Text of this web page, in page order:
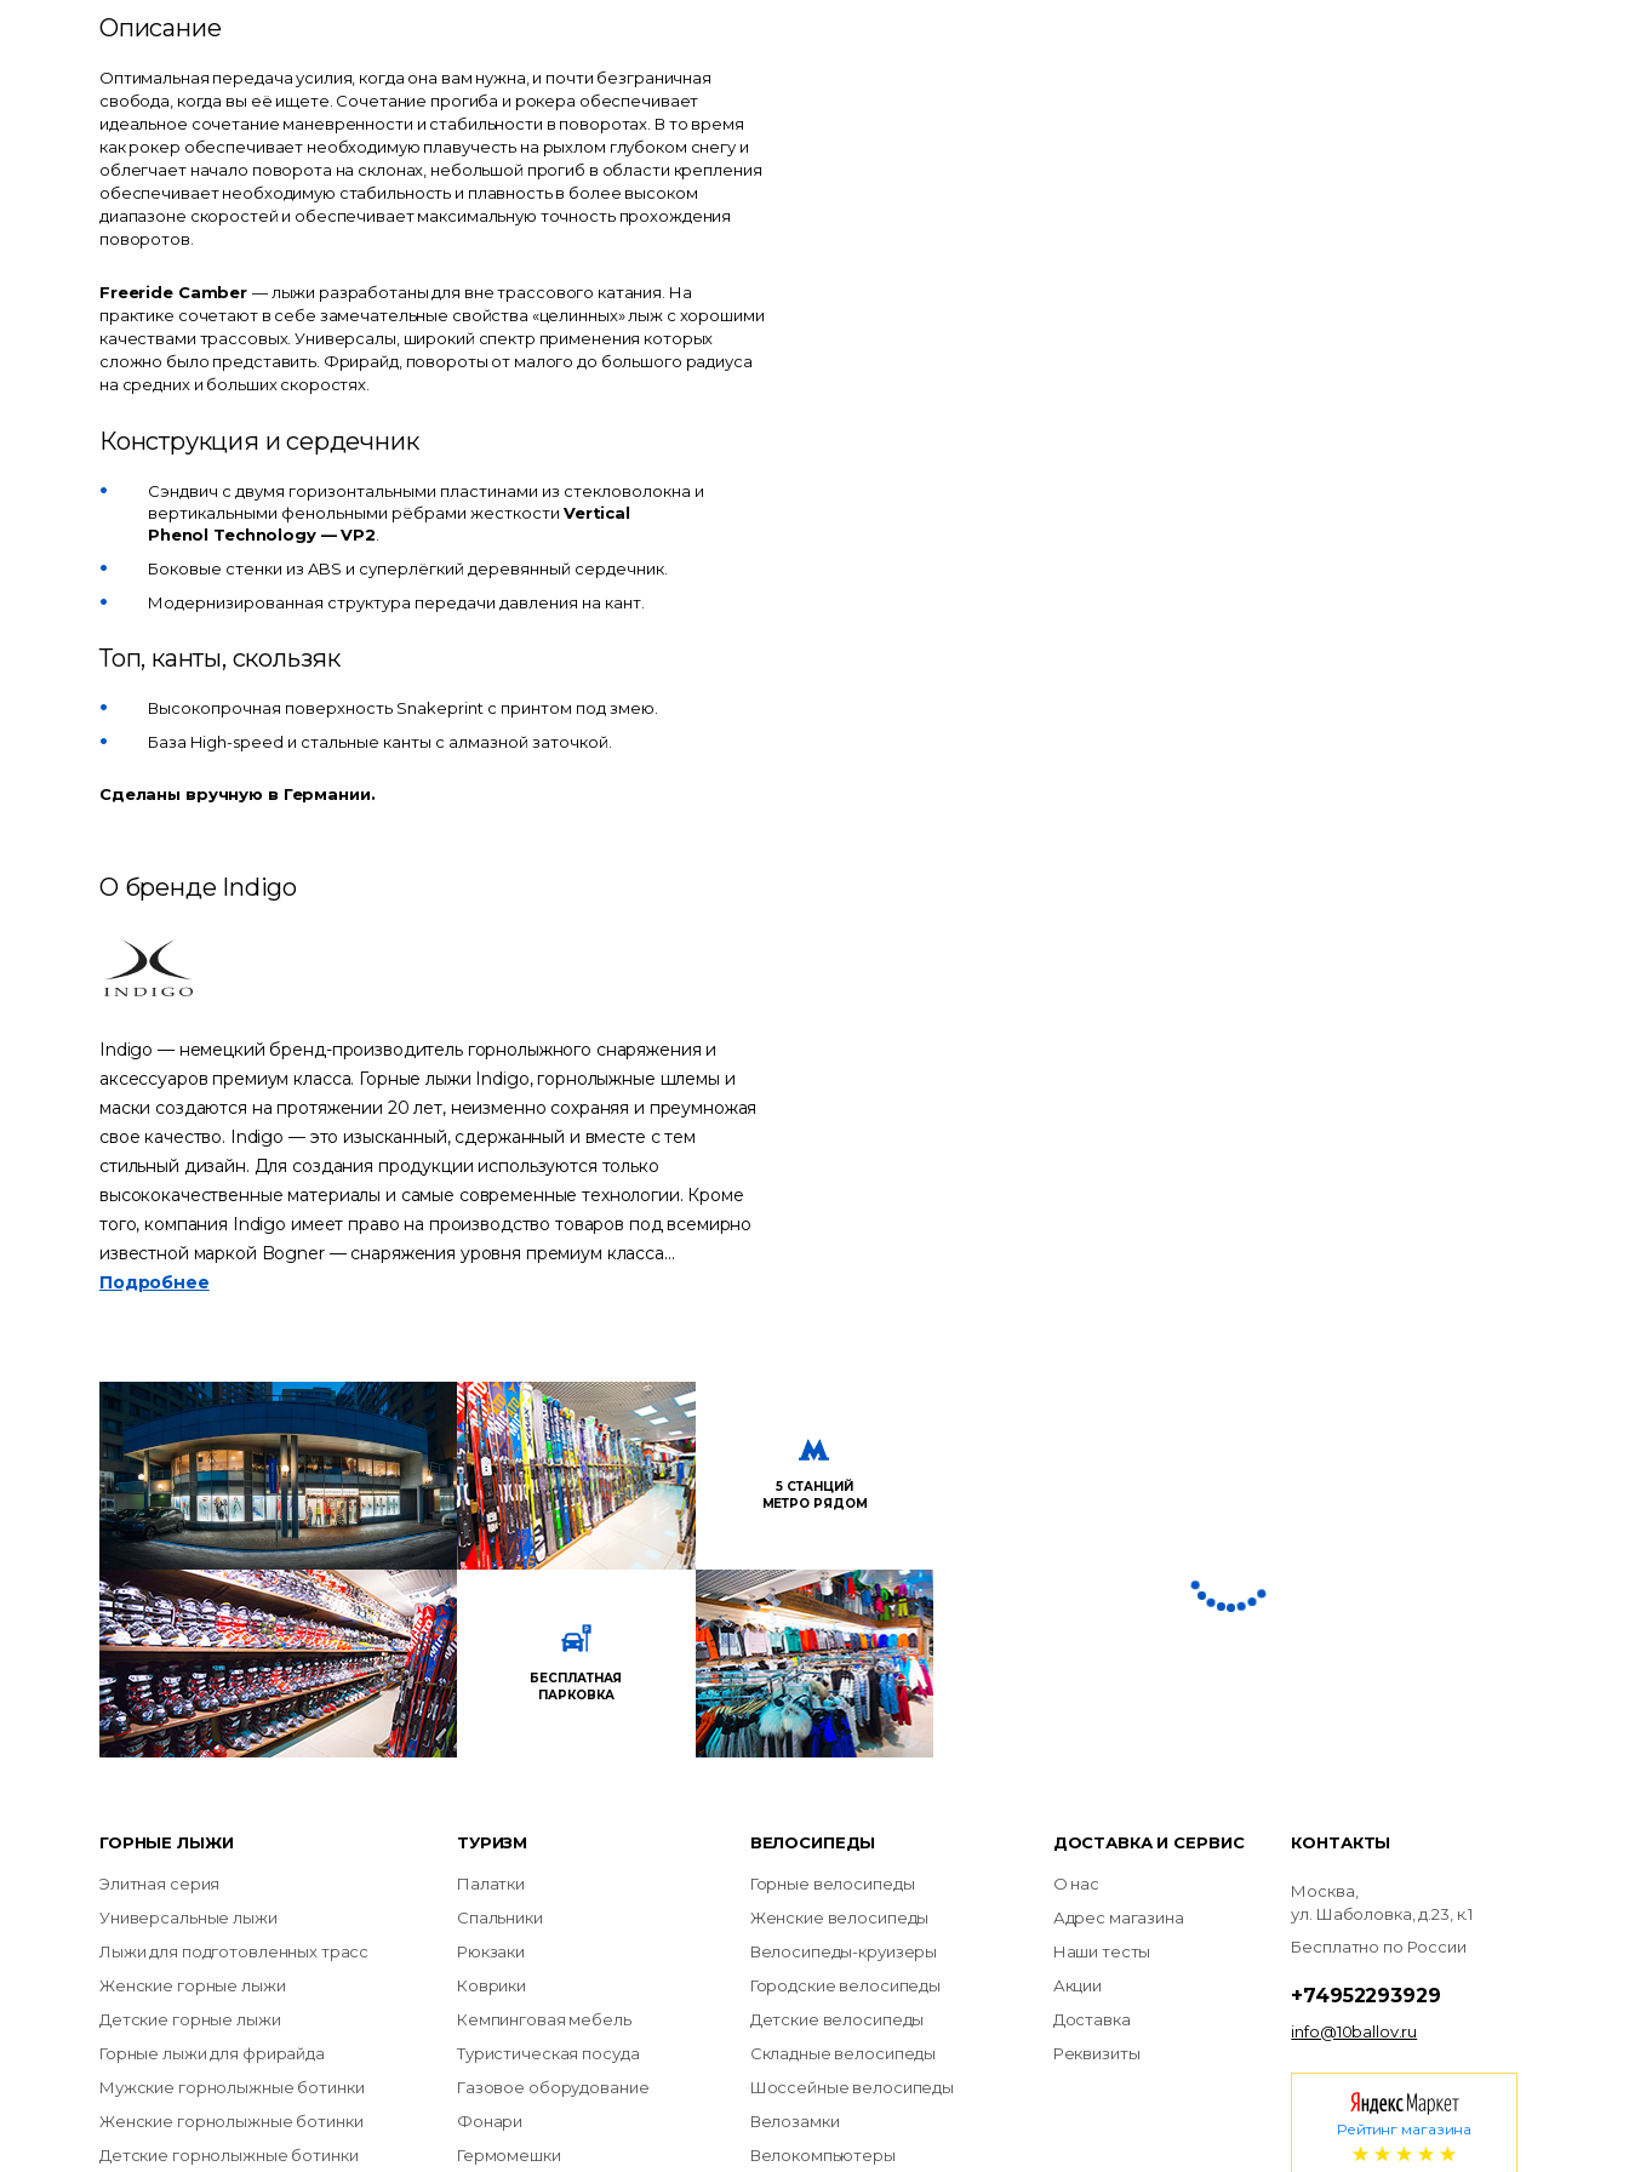
Описание
Оптимальная передача усилия, когда она вам нужна, и почти безграничная
свобода, когда вы её ищете. Сочетание прогиба и рокера обеспечивает
идеальное сочетание маневренности и стабильности в поворотах. В то время
как рокер обеспечивает необходимую плавучесть на рыхлом глубоком снегу и
облегчает начало поворота на склонах, небольшой прогиб в области крепления
обеспечивает необходимую стабильность и плавность в более высоком
диапазоне скоростей и обеспечивает максимальную точность прохождения
поворотов.
Freeride Camber — лыжи разработаны для вне трассового катания. На
практике сочетают в себе замечательные свойства «целинных» лыж с хорошими
качествами трассовых. Универсалы, широкий спектр применения которых
сложно было представить. Фрирайд, повороты от малого до большого радиуса
на средних и больших скоростях.
Конструкция и сердечник
Cэндвич с двумя горизонтальными пластинами из стекловолокна и
вертикальными фенольными рёбрами жесткости Vertical
Phenol Technology — VP2
Боковые стенки из ABS и суперлёгкий деревянный сердечник.
Модернизированная структура передачи давления на кант.
Топ, канты, скользяк
Высокопрочная поверхность Snakeprint с принтом под змею.
База High-speed и стальные канты с алмазной заточкой.
Сделаны вручную в Германии.
О бренде Indigo
Indigo — немецкий бренд-производитель горнолыжного снаряжения и
аксессуаров премиум класса. Горные лыжи Indigo, горнолыжные шлемы и
маски создаются на протяжении 20 лет, неизменно сохраняя и преумножая
свое качество. Indigo — это изысканный, сдержанный и вместе с тем
стильный дизайн. Для создания продукции используются только
высококачественные материалы и самые современные технологии. Кроме
того, компания Indigo имеет право на производство товаров под всемирно
известной маркой Bogner — снаряжения уровня премиум класса...
Подробнее
БЕСПЛАТНАЯ
ПАРКОВКА
5 СТАНЦИЙ
МЕТРО РЯДОМ
ГОРНЫЕ ЛЫЖИ
Элитная серия
Универсальные лыжи
Лыжи для подготовленных трасс
Женские горные лыжи
Детские горные лыжи
Горные лыжи для фрирайда
Мужские горнолыжные ботинки
Женские горнолыжные ботинки
Детские горнолыжные ботинки
ТУРИЗМ
Палатки
Спальники
Рюкзаки
Коврики
Кемпинговая мебель
Туристическая посуда
Газовое оборудование
Фонари
Гермомешки
ВЕЛОСИПЕДЫ
Горные велосипеды
Женские велосипеды
Велосипеды-круизеры
Городские велосипеды
Детские велосипеды
Складные велосипеды
Шоссейные велосипеды
Велозамки
Велокомпьютеры
ДОСТАВКА И СЕРВИС
О нас
Адрес магазина
Наши тесты
Акции
Доставка
Реквизиты
КОНТАКТЫ
Москва,
ул. Шаболовка, д.23, к.1
Бесплатно по России
+74952293929
info@10ballov.ru
Рейтинг магазина